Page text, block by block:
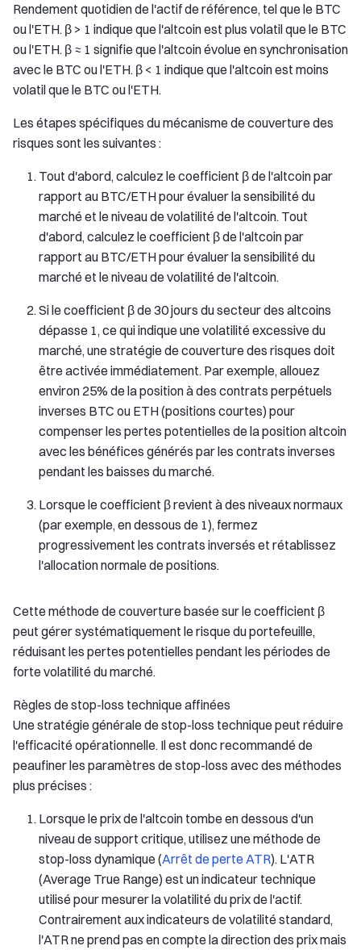
Rendement quotidien de l'actif de référence, tel que le BTC
ou l'ETH. β > 1 indique que l'altcoin est plus volatil que le BTC
ou l'ETH. β ≈ 1 signifie que l'altcoin évolue en synchronisation
avec le BTC ou l'ETH. β < 1 indique que l'altcoin est moins
volatil que le BTC ou l'ETH.
Les étapes spécifiques du mécanisme de couverture des
risques sont les suivantes :
Tout d'abord, calculez le coefficient β de l'altcoin par
rapport au BTC/ETH pour évaluer la sensibilité du
marché et le niveau de volatilité de l'altcoin. Tout
d'abord, calculez le coefficient β de l'altcoin par
rapport au BTC/ETH pour évaluer la sensibilité du
marché et le niveau de volatilité de l'altcoin.
Si le coefficient β de 30 jours du secteur des altcoins
dépasse 1, ce qui indique une volatilité excessive du
marché, une stratégie de couverture des risques doit
être activée immédiatement. Par exemple, allouez
environ 25% de la position à des contrats perpétuels
inverses BTC ou ETH (positions courtes) pour
compenser les pertes potentielles de la position altcoin
avec les bénéfices générés par les contrats inverses
pendant les baisses du marché.
Lorsque le coefficient β revient à des niveaux normaux
(par exemple, en dessous de 1), fermez
progressivement les contrats inversés et rétablissez
l'allocation normale de positions.
Cette méthode de couverture basée sur le coefficient β
peut gérer systématiquement le risque du portefeuille,
réduisant les pertes potentielles pendant les périodes de
forte volatilité du marché.
Règles de stop-loss technique affinées
Une stratégie générale de stop-loss technique peut réduire
l'efficacité opérationnelle. Il est donc recommandé de
peaufiner les paramètres de stop-loss avec des méthodes
plus précises :
Lorsque le prix de l'altcoin tombe en dessous d'un
niveau de support critique, utilisez une méthode de
stop-loss dynamique (Arrêt de perte ATR). L'ATR
(Average True Range) est un indicateur technique
utilisé pour mesurer la volatilité du prix de l'actif.
Contrairement aux indicateurs de volatilité standard,
l'ATR ne prend pas en compte la direction des prix mais